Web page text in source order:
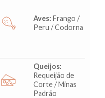
Aves: Frango /
Peru / Codorna
Queijos:
Requeijão de
Corte / Minas
Padrão